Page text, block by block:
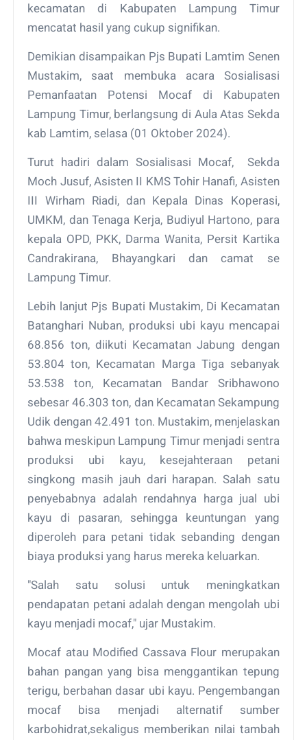
kecamatan di Kabupaten Lampung Timur
mencatat hasil yang cukup signifikan.
Demikian disampaikan Pjs Bupati Lamtim Senen
Mustakim, saat membuka acara Sosialisasi
Pemanfaatan Potensi Mocaf di Kabupaten
Lampung Timur, berlangsung di Aula Atas Sekda
kab Lamtim, selasa (01 Oktober 2024).
Turut hadiri dalam Sosialisasi Mocaf, Sekda
Moch Jusuf, Asisten II KMS Tohir Hanafi, Asisten
III Wirham Riadi, dan Kepala Dinas Koperasi,
UMKM, dan Tenaga Kerja, Budiyul Hartono, para
kepala OPD, PKK, Darma Wanita, Persit Kartika
Candrakirana, Bhayangkari dan camat se
Lampung Timur.
Lebih lanjut Pjs Bupati Mustakim, Di Kecamatan
Batanghari Nuban, produksi ubi kayu mencapai
68.856 ton, diikuti Kecamatan Jabung dengan
53.804 ton, Kecamatan Marga Tiga sebanyak
53.538 ton, Kecamatan Bandar Sribhawono
sebesar 46.303 ton, dan Kecamatan Sekampung
Udik dengan 42.491 ton. Mustakim, menjelaskan
bahwa meskipun Lampung Timur menjadi sentra
produksi ubi kayu, kesejahteraan petani
singkong masih jauh dari harapan. Salah satu
penyebabnya adalah rendahnya harga jual ubi
kayu di pasaran, sehingga keuntungan yang
diperoleh para petani tidak sebanding dengan
biaya produksi yang harus mereka keluarkan.
"Salah satu solusi untuk meningkatkan
pendapatan petani adalah dengan mengolah ubi
kayu menjadi mocaf," ujar Mustakim.
Mocaf atau Modified Cassava Flour merupakan
bahan pangan yang bisa menggantikan tepung
terigu, berbahan dasar ubi kayu. Pengembangan
mocaf bisa menjadi alternatif sumber
karbohidrat,sekaligus memberikan nilai tambah